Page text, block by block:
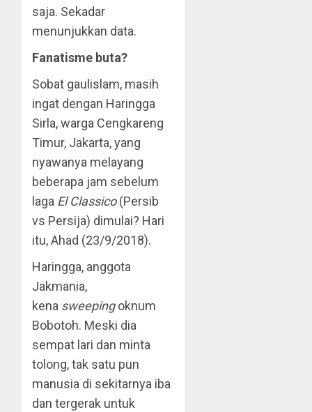
saja. Sekadar
menunjukkan data.
Fanatisme buta?
Sobat gaulislam, masih
ingat dengan Haringga
Sirla, warga Cengkareng
Timur, Jakarta, yang
nyawanya melayang
beberapa jam sebelum
laga El Classico(Persib
vs Persija) dimulai? Hari
itu, Ahad (23/9/2018).
Haringga, anggota
Jakmania,
kena sweepingoknum
Bobotoh. Meski dia
sempat lari dan minta
tolong, tak satu pun
manusia di sekitarnya iba
dan tergerak untuk